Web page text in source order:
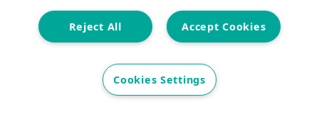
5 años
40 años
Accept Cookies
Reject All
Cookies Settings